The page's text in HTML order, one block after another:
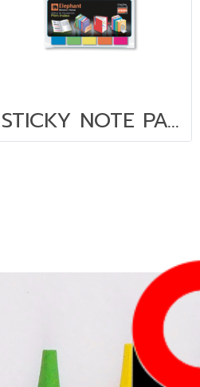
STICKY NOTE PAGE MARK FILMINDEX (OPP)